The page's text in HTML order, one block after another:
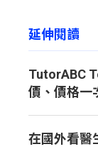
延伸閱讀
TutorABC
價、價格一
在國外看醫